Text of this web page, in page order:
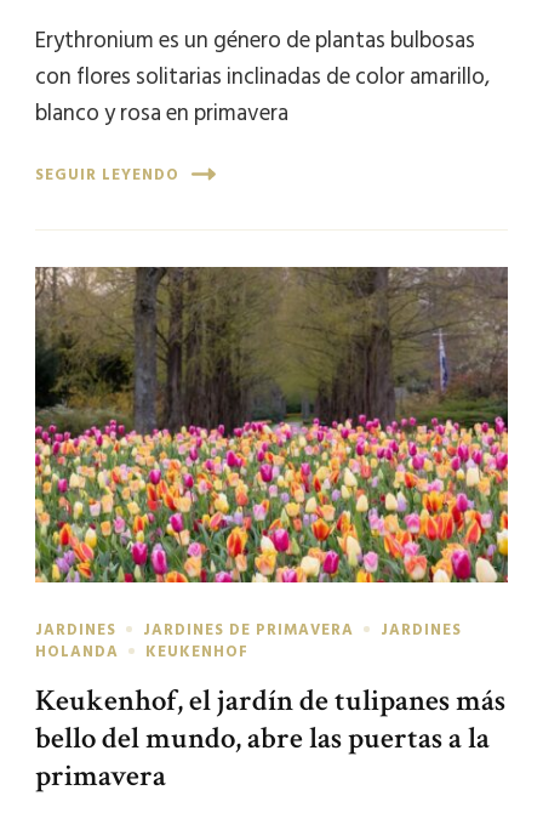
Erythronium es un género de plantas bulbosas
con flores solitarias inclinadas de color amarillo,
blanco y rosa en primavera
SEGUIR LEYENDO
JARDINES JARDINES DE PRIMAVERA
JARDINES
HOLANDA
KEUKENHOF
Keukenhof, el jardín de tulipanes más
bello del mundo, abre las puertas a la
primavera